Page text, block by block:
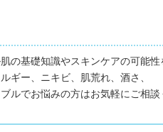
の基礎知識やスキンケアの可能性
ギー、ニキビ、肌荒れ、酒さ、
ルでお悩みの方はお気軽にご相談